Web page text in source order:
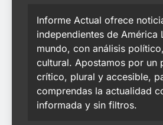
Informe Actual ofrece
independientes de América
mundo, con análisis
cultural. Apostamos por un
crítico, plural y accesible,
comprendas la actualidad
informada y sin filtros.